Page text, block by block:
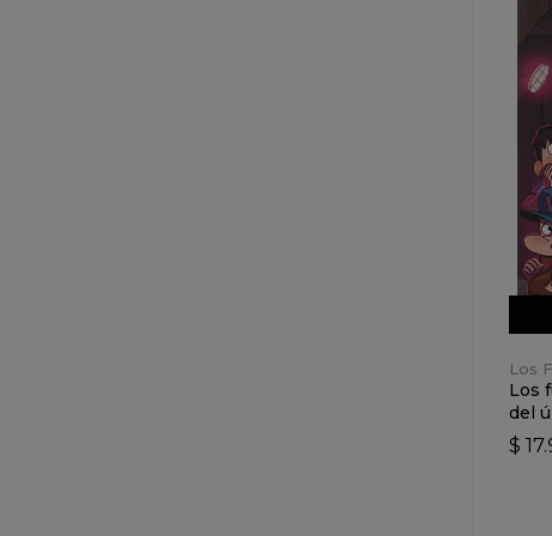
Los
Los
del
$